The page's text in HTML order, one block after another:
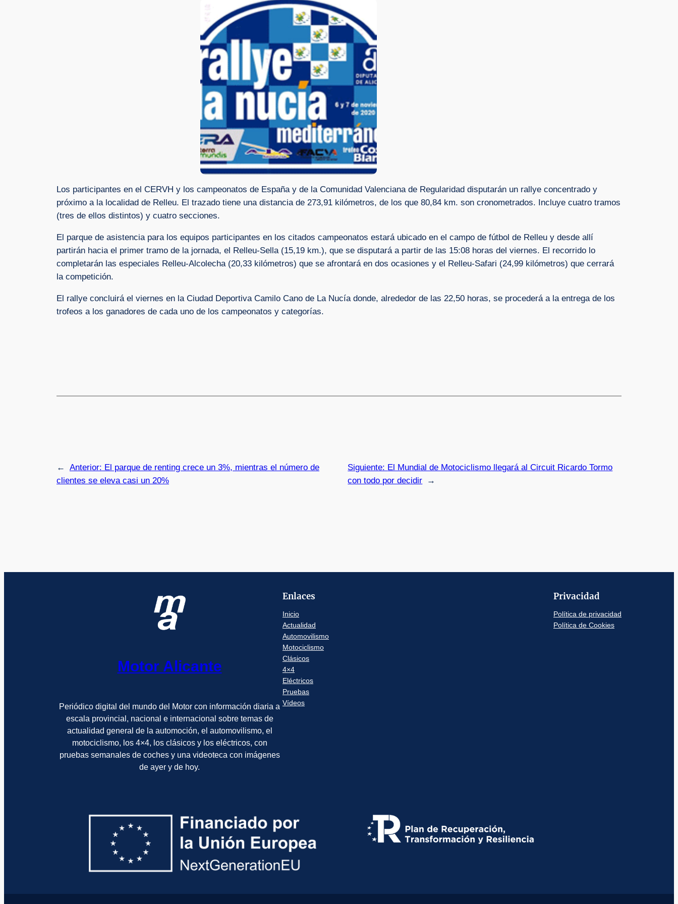
Los participantes en el CERVH y los campeonatos de España y de la Comunidad Valenciana de Regularidad disputarán un rallye concentrado y
próximo a la localidad de Relleu. El trazado tiene una distancia de 273,91 kilómetros, de los que 80,84 km. son cronometrados. Incluye cuatro tramos
(tres de ellos distintos) y cuatro secciones.
El parque de asistencia para los equipos participantes en los citados campeonatos estará ubicado en el campo de fútbol de Relleu y desde allí
partirán hacia el primer tramo de la jornada, el Relleu-Sella (15,19 km.), que se disputará a partir de las 15:08 horas del viernes. El recorrido lo
completarán las especiales Relleu-Alcolecha (20,33 kilómetros) que se afrontará en dos ocasiones y el Relleu-Safari (24,99 kilómetros) que cerrará
la competición.
El rallye concluirá el viernes en la Ciudad Deportiva Camilo Cano de La Nucía donde, alrededor de las 22,50 horas, se procederá a la entrega de los
trofeos a los ganadores de cada uno de los campeonatos y categorías.
← Anterior: El parque de renting crece un 3%, mientras el número de
clientes se eleva casi un 20%
Siguiente: El Mundial de Motociclismo llegará al Circuit Ricardo Tormo
con todo por decidir
→
Motor Alicante
Periódico digital del mundo del Motor con información diaria a
escala provincial, nacional e internacional sobre temas de
actualidad general de la automoción, el automovilismo, el
motociclismo, los 4×4, los clásicos y los eléctricos, con
pruebas semanales de coches y una videoteca con imágenes
de ayer y de hoy.
Enlaces
Inicio
Actualidad
Automovilismo
Motociclismo
Clásicos
4×4
Eléctricos
Pruebas
Vídeos
Privacidad
Política de privacidad
Política de Cookies